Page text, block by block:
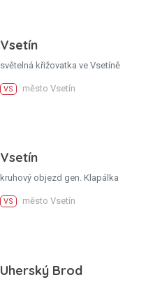
Vsetín
světelná křižovatka ve Vsetíně
VS město Vsetín
Vsetín
kruhový objezd gen. Klapálka
VS město Vsetín
Uherský Brod